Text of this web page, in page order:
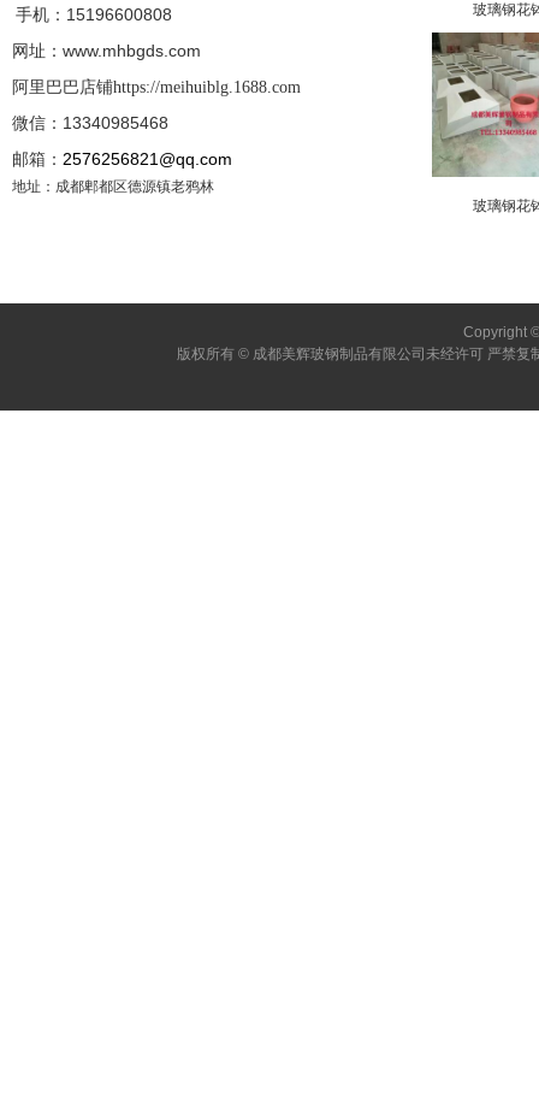
手机： 15196600808
网址：www.mhbgds.com
阿里巴巴店铺https://meihuiblg.1688.com
微信：13340985468
邮箱： 2576256821@qq.com
地址：成都郫都区德源镇老鸦林
玻璃钢花
玻璃钢花
Copyright
版权所有 © 成都美辉玻钢制品有限公司未经许可 严禁